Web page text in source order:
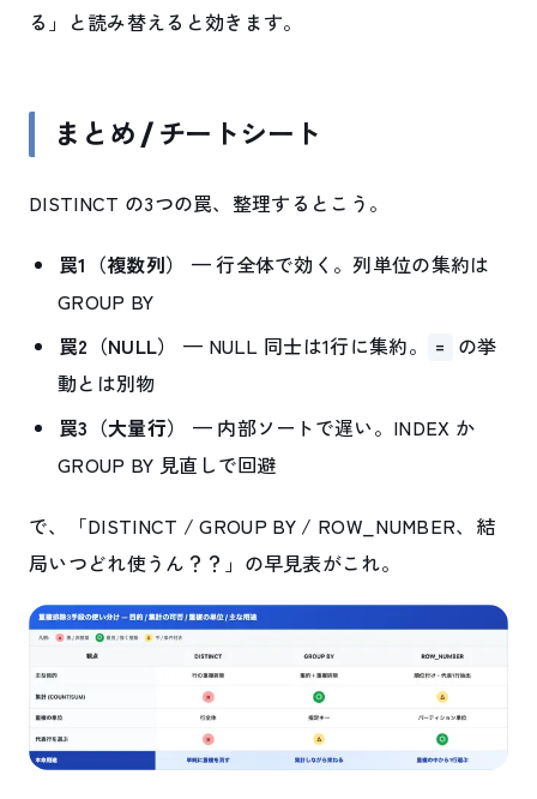
る」と読み替えると効きます。
まとめ / チートシート
DISTINCT の3つの罠、整理するとこう。
罠1（複数列）
— 行全体で効く。列単位の集約は
GROUP BY
罠2（NULL）
— NULL 同士は1行に集約。 =
の挙
動とは別物
罠3（大量行）
— 内部ソートで遅い。INDEX か
GROUP BY 見直しで回避
で、「DISTINCT / GROUP BY / ROW_NUMBER、結
局いつどれ使うん？？」の早見表がこれ。